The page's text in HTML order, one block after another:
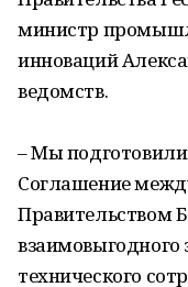
министр
инноваций
ведомств.
– Мы
Соглашение
Правительством
взаимовыгодного
технического